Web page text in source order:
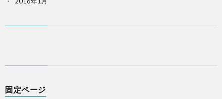
固定ページ